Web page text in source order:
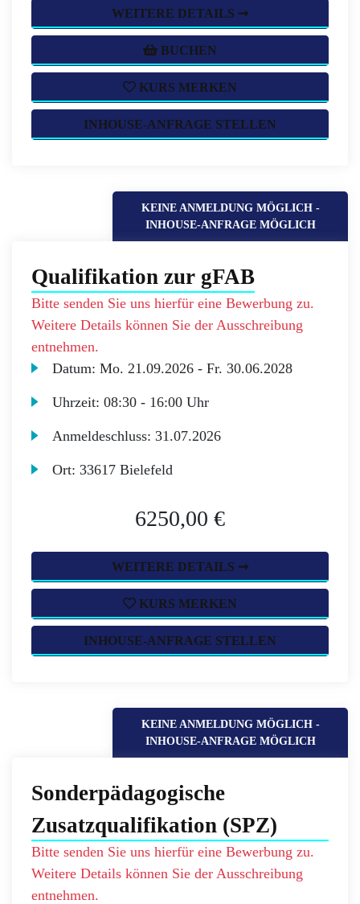
WEITERE DETAILS ➞
BUCHEN
KURS MERKEN
INHOUSE-ANFRAGE STELLEN
KEINE ANMELDUNG MÖGLICH -
INHOUSE-ANFRAGE MÖGLICH
Qualifikation zur gFAB
Bitte senden Sie uns hierfür eine Bewerbung zu.
Weitere Details können Sie der Ausschreibung
entnehmen.
Datum:Mo. 21.09.2026 -Fr. 30.06.2028
Uhrzeit:08:30 - 16:00 Uhr
Anmeldeschluss:31.07.2026
Ort:33617 Bielefeld
6250,00 €
WEITERE DETAILS ➞
KURS MERKEN
INHOUSE-ANFRAGE STELLEN
KEINE ANMELDUNG MÖGLICH -
INHOUSE-ANFRAGE MÖGLICH
Sonderpädagogische
Zusatzqualifikation (SPZ)
Bitte senden Sie uns hierfür eine Bewerbung zu.
Weitere Details können Sie der Ausschreibung
entnehmen.